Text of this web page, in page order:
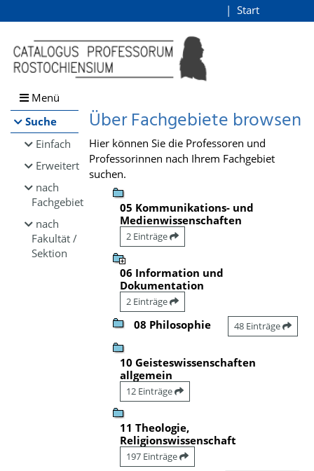
Browsen
direkt zum Inhalt
Start
Menü
Suche
Einfach
Erweitert
nach
Fachgebiet
nach
Fakultät /
Sektion
Über Fachgebiete browsen
Hier können Sie die Professoren und
Professorinnen nach Ihrem Fachgebiet
suchen.
05 Kommunikations- und
Medienwissenschaften
2 Einträge
06 Information und
Dokumentation
2 Einträge
08 Philosophie 48 Einträge
10 Geisteswissenschaften
allgemein
12 Einträge
11 Theologie,
Religionswissenschaft
197 Einträge